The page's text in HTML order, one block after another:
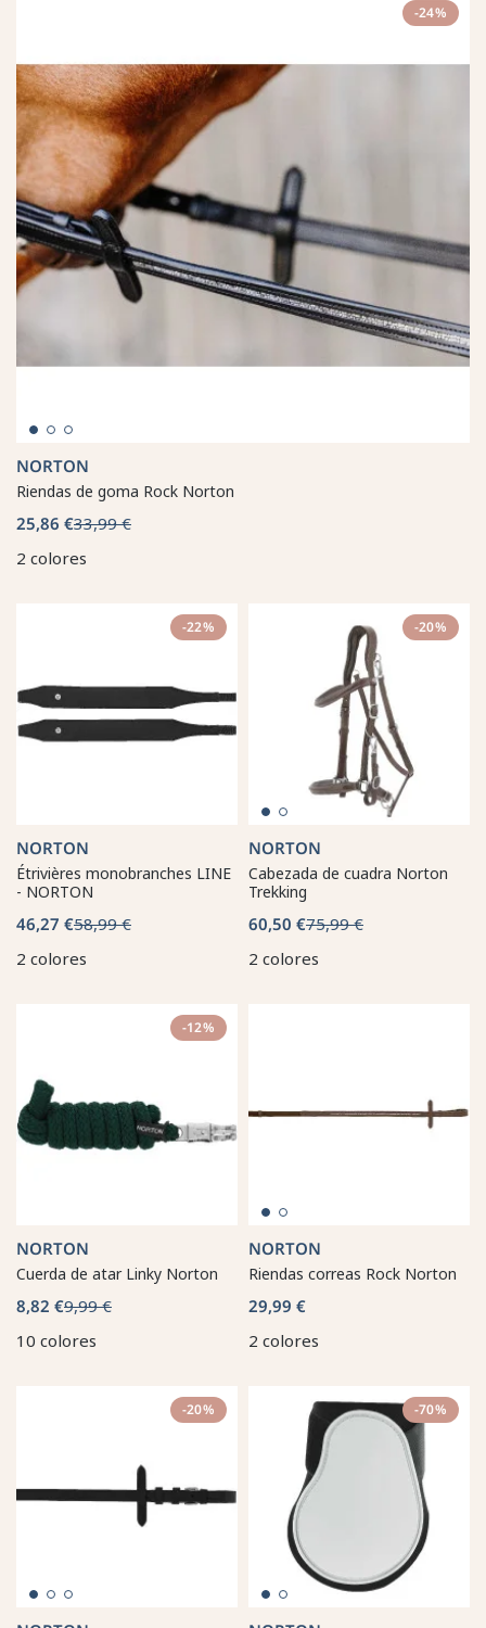
-24%
NORTON
Riendas de goma Rock Norton
25,86 €33,99 €
2 colores
-22%
NORTON
Étrivières monobranches LINE
- NORTON
46,27 €58,99 €
2 colores
-20%
NORTON
Cabezada de cuadra Norton
Trekking
60,50 €75,99 €
2 colores
-12%
NORTON
Cuerda de atar Linky Norton
8,82 €9,99 €
10 colores
NORTON
Riendas correas Rock Norton
29,99 €
2 colores
-20% -70%